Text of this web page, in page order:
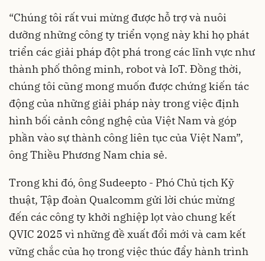
“Chúng tôi rất vui mừng được hỗ trợ và nuôi
dưỡng những công ty triển vọng này khi họ phát
triển các giải pháp đột phá trong các lĩnh vực như
thành phố thông minh, robot và IoT. Đồng thời,
chúng tôi cũng mong muốn được chứng kiến tác
động của những giải pháp này trong việc định
hình bối cảnh công nghệ của Việt Nam và góp
phần vào sự thành công liên tục của Việt Nam”,
ông Thiều Phương Nam chia sẻ.
Trong khi đó, ông Sudeepto - Phó Chủ tịch Kỹ
thuật, Tập đoàn Qualcomm gửi lời chúc mừng
đến các công ty khởi nghiệp lọt vào chung kết
QVIC 2025 vì những đề xuất đổi mới và cam kết
vững chắc của họ trong việc thúc đẩy hành trình